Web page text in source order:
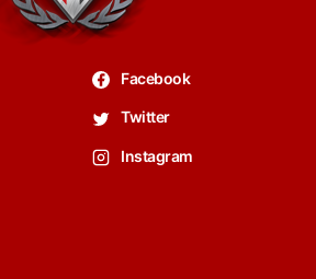
Facebook
Twitter
Instagram